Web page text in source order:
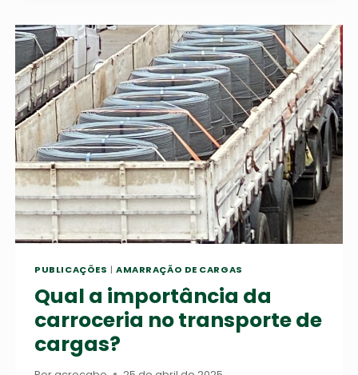
A
CINTA
DE
ELEVAÇÃO
MAIS
APROPRIADA
PARA
CADA
CARGA
PUBLICAÇÕES |AMARRAÇÃO DE CARGAS
Qual a importância da
carroceria no transporte de
cargas?